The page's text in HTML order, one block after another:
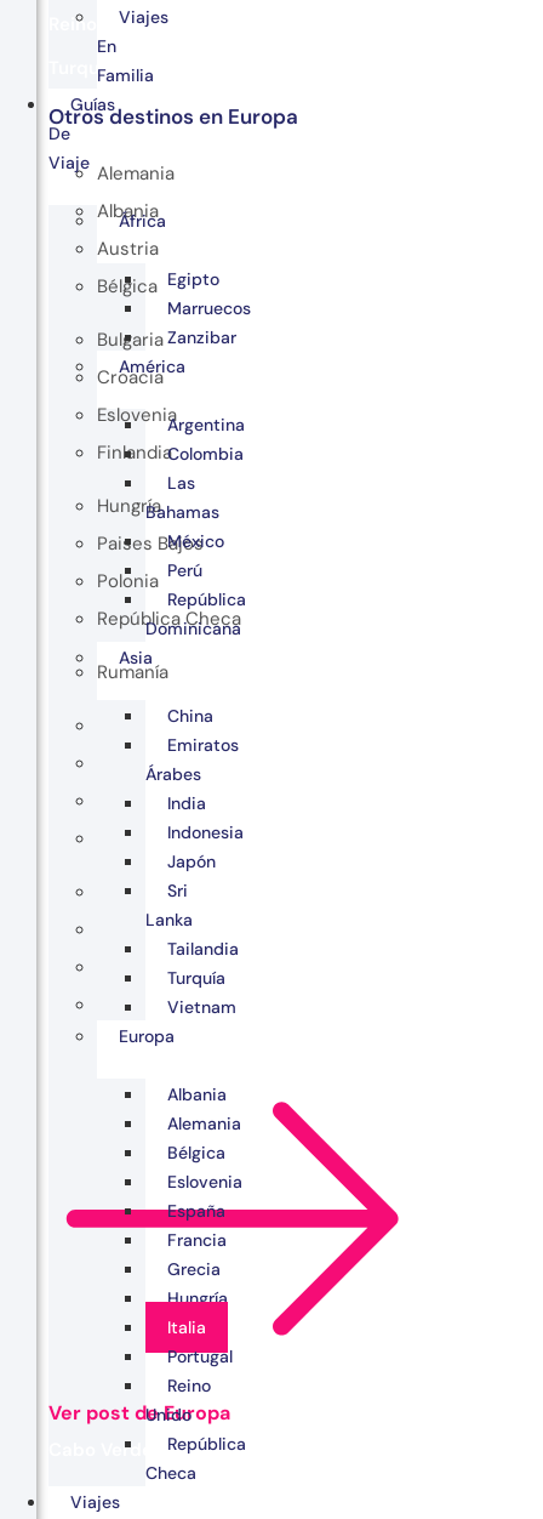
Reino Unido
Turquía
Otros destinos en Europa
Alemania
Albania
Austria
Bélgica
Bulgaria
Croacia
Eslovenia
Finlandia
Hungría
Paises Bajos
Polonia
República Checa
Rumanía
Ver post de Europa
Cabo Verde
Egipto
Viajes
En
Familia
Guías
De
Viaje
África
Egipto
Marruecos
Zanzibar
América
Argentina
Colombia
Las
Bahamas
México
Perú
República
Dominicana
Asia
China
Emiratos
Árabes
India
Indonesia
Japón
Sri
Lanka
Tailandia
Turquía
Vietnam
Europa
Albania
Alemania
Bélgica
Eslovenia
España
Francia
Grecia
Hungría
Italia
Portugal
Reino
Unido
República
Checa
Viajes